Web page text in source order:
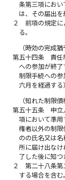
条第三項にお
は、その届出を
２
前項の規定
る。
（時効の完成猶
第五十四条
責任
への参加が終
制限手続への
六月を経過する
（知れた制限
第五十五条
申立
項において準
権者以外の制
のの氏名又は
所に届け出な
了した後に知つ
２
第二十八条
する場合を含